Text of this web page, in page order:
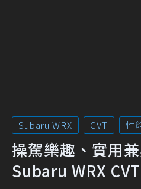
Subaru WRX CVT 性
操駕樂趣、實用
Subaru WRX